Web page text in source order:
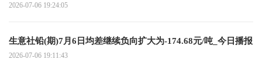
2026-07-06 19:24:05
生意社铅(期)7月6日均差继续负向扩大为-174.68元/吨_今日播报
2026-07-06 19:11:43